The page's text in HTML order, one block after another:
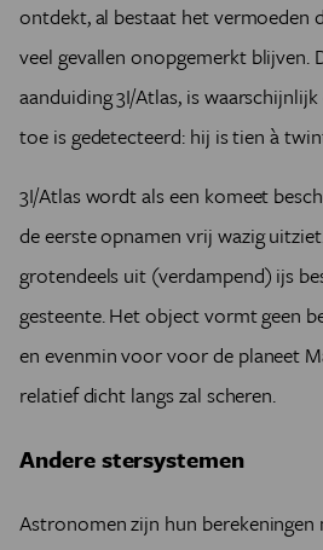
ontdekt, al bestaat het vermoeden
veel gevallen onopgemerkt blijven.
aanduiding 3I/Atlas, is
toe is gedetecteerd: hij is tien à
3I/Atlas wordt als een komeet
de eerste opnamen vrij wazig
grotendeels uit (verdampend) ijs
gesteente. Het object vormt geen
en evenmin voor voor de planeet
relatief dicht langs zal scheren.
Andere stersystemen
Astronomen zijn hun berekeningen